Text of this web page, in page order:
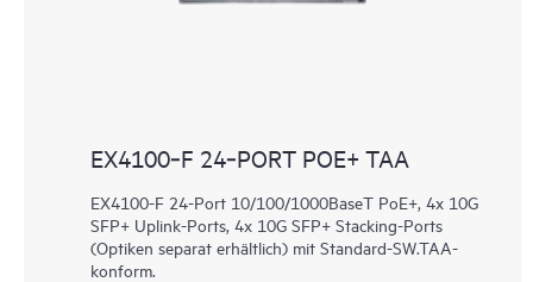
EX4100‑F 24‑PORT POE+ TAA
EX4100-F 24-Port 10/100/1000BaseT PoE+, 4x 10G
SFP+ Uplink-Ports, 4x 10G SFP+ Stacking-Ports
(Optiken separat erhältlich) mit Standard-SW.TAA-
konform.